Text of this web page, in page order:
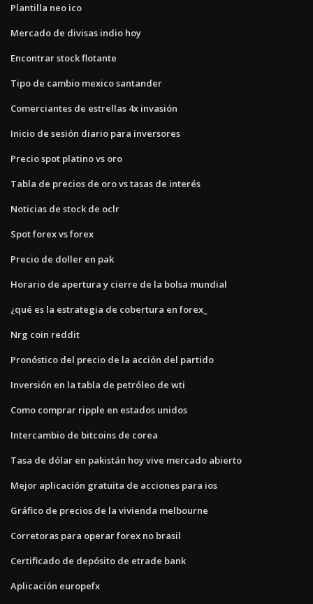
Plantilla neo ico
Mercado de divisas indio hoy
Encontrar stock flotante
Tipo de cambio mexico santander
Comerciantes de estrellas 4x invasión
Inicio de sesión diario para inversores
Precio spot platino vs oro
Tabla de precios de oro vs tasas de interés
Noticias de stock de oclr
Spot forex vs forex
Precio de doller en pak
Horario de apertura y cierre de la bolsa mundial
¿qué es la estrategia de cobertura en forex_
Nrg coin reddit
Pronóstico del precio de la acción del partido
Inversión en la tabla de petróleo de wti
Como comprar ripple en estados unidos
Intercambio de bitcoins de corea
Tasa de dólar en pakistán hoy vive mercado abierto
Mejor aplicación gratuita de acciones para ios
Gráfico de precios de la vivienda melbourne
Corretoras para operar forex no brasil
Certificado de depósito de etrade bank
Aplicación europefx